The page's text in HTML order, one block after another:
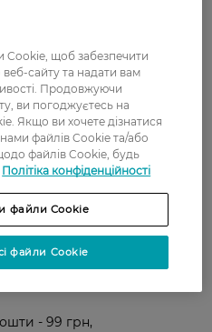
крем, має
але як на мене
Гарно зволожує
жирний.
ще
- 99 грн,
щоб забезпечити
сайту та надати вам
Продовжуючи
ви погоджуєтесь на
Якщо ви хочете дізнатися
файлів Cookie та/або
файлів Cookie, будь
Політіка конфіденційності
файли Cookie
файли Cookie